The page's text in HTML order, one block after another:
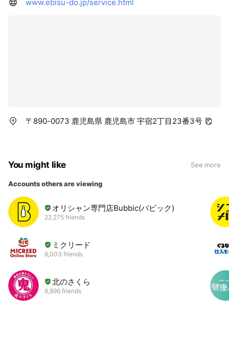
www.ebisu-do.jp/service.html
〒890-0073 鹿児島県 鹿児島市 宇宿2丁目23番3号
You might like See more
Accounts others are viewing
オリシャン専門店Bubbic(バビック)
22,275 friends
ミクリード
6,003 friends
北のさくら
6,896 friends